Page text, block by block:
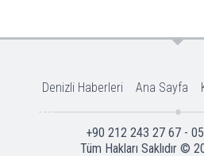
Denizli Haberleri Ana Sayfa
+90 212 243 27 67 -
Tüm Hakları Saklıdır ©